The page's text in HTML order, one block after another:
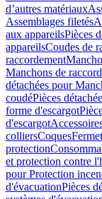
d’autres matériaux
Assemblages filetés
aux appareilsPièces
appareilsCoudes de
raccordement
Manchons de
détachées pour
coudéPièces
forme d'escargot
d'escargot
colliersCoques
protection
et protection contre
pour Protection
d'évacuationPièces